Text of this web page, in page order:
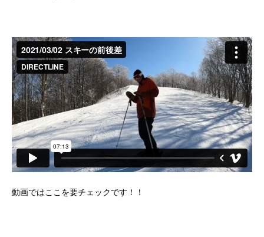
動画ではここを要チェックです！！